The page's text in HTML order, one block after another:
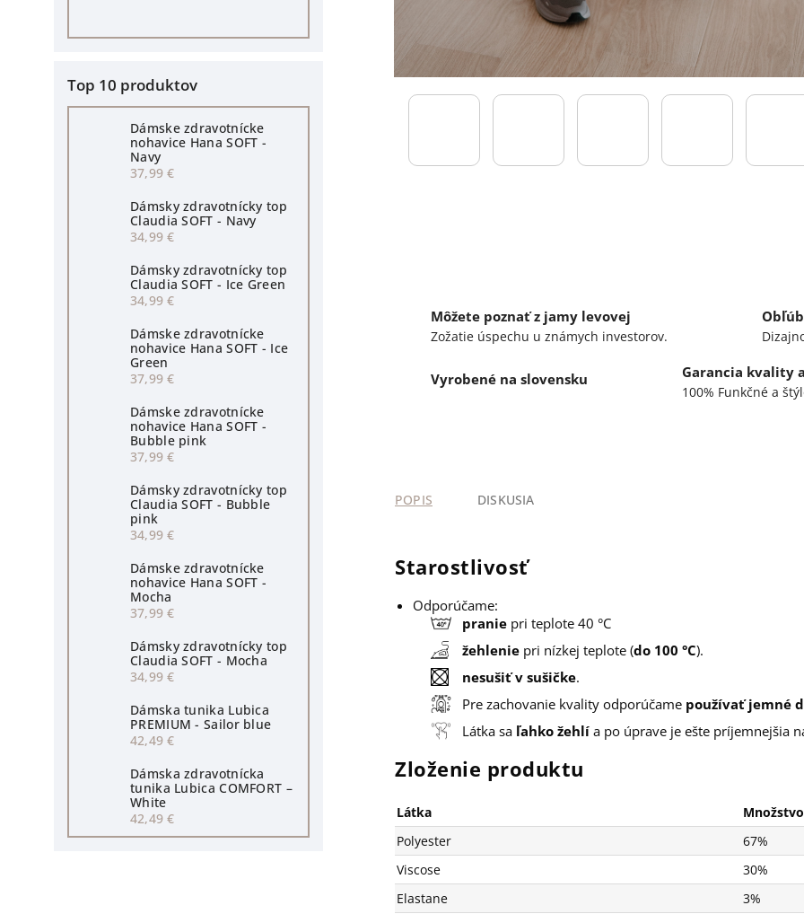
Top 10 produktov
Dámske zdravotnícke
nohavice Hana SOFT -
Navy
37,99 €
Dámsky zdravotnícky top
Claudia SOFT - Navy
34,99 €
Dámsky zdravotnícky top
Claudia SOFT - Ice Green
34,99 €
Dámske zdravotnícke
nohavice Hana SOFT - Ice
Green
37,99 €
Dámske zdravotnícke
nohavice Hana SOFT -
Bubble pink
37,99 €
Dámsky zdravotnícky top
Claudia SOFT - Bubble
pink
34,99 €
Dámske zdravotnícke
nohavice Hana SOFT -
Mocha
37,99 €
Dámsky zdravotnícky top
Claudia SOFT - Mocha
34,99 €
Dámska tunika Lubica
PREMIUM - Sailor blue
42,49 €
Dámska zdravotnícka
tunika Lubica COMFORT –
White
42,49 €
Môžete poznať z jamy levovej
Zožatie úspechu u známych investorov.
Vyrobené na slovensku Garancia kvality
100% Funkčné a
POPIS DISKUSIA
Starostlivosť
Odporúčame:
pranie pri teplote 40 °C
žehlenie pri nízkej teplote (do 100 °C).
nesušiť v sušičke.
Pre zachovanie kvality odporúčame používať jemné
Látka sa ľahko žehlí a po úprave je ešte príjemnejšia
Zloženie produktu
Látka
Množstvo
Polyester
67%
Viscose
30%
Elastane
3%